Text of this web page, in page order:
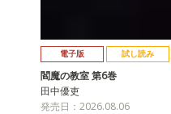
電子版 試し読み
閻魔の教室 第6巻
田中優吏
発売日：2026.08.06